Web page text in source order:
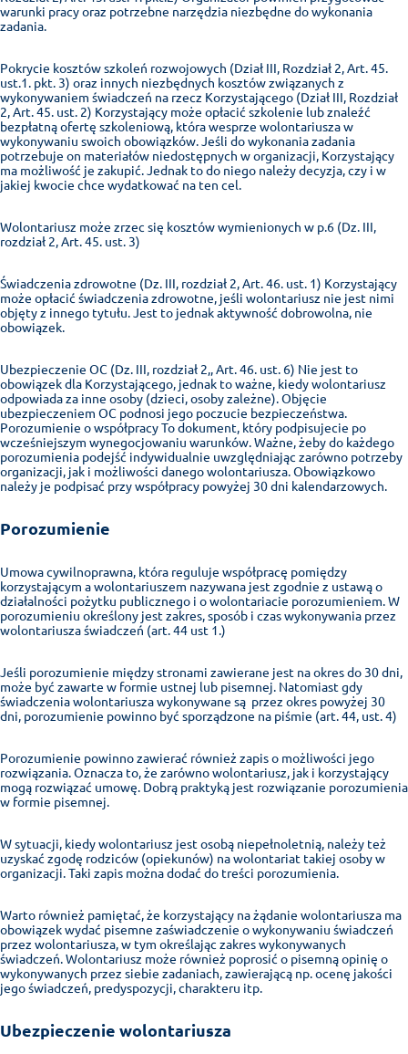
warunki pracy oraz potrzebne narzędzia niezbędne do wykonania
zadania.
Pokrycie kosztów szkoleń rozwojowych (Dział III, Rozdział 2, Art. 45.
ust.1. pkt. 3) oraz innych niezbędnych kosztów związanych z
wykonywaniem świadczeń na rzecz Korzystającego (Dział III, Rozdział
2, Art. 45. ust. 2) Korzystający może opłacić szkolenie lub znaleźć
bezpłatną ofertę szkoleniową, która wesprze wolontariusza w
wykonywaniu swoich obowiązków. Jeśli do wykonania zadania
potrzebuje on materiałów niedostępnych w organizacji, Korzystający
ma możliwość je zakupić. Jednak to do niego należy decyzja, czy i w
jakiej kwocie chce wydatkować na ten cel.
Wolontariusz może zrzec się kosztów wymienionych w p.6 (Dz. III,
rozdział 2, Art. 45. ust. 3)
Świadczenia zdrowotne (Dz. III, rozdział 2, Art. 46. ust. 1) Korzystający
może opłacić świadczenia zdrowotne, jeśli wolontariusz nie jest nimi
objęty z innego tytułu. Jest to jednak aktywność dobrowolna, nie
obowiązek.
Ubezpieczenie OC (Dz. III, rozdział 2,, Art. 46. ust. 6) Nie jest to
obowiązek dla Korzystającego, jednak to ważne, kiedy wolontariusz
odpowiada za inne osoby (dzieci, osoby zależne). Objęcie
ubezpieczeniem OC podnosi jego poczucie bezpieczeństwa.
Porozumienie o współpracy To dokument, który podpisujecie po
wcześniejszym wynegocjowaniu warunków. Ważne, żeby do każdego
porozumienia podejść indywidualnie uwzględniając zarówno potrzeby
organizacji, jak i możliwości danego wolontariusza. Obowiązkowo
należy je podpisać przy współpracy powyżej 30 dni kalendarzowych.
Porozumienie
Umowa cywilnoprawna, która reguluje współpracę pomiędzy
korzystającym a wolontariuszem nazywana jest zgodnie z ustawą o
działalności pożytku publicznego i o wolontariacie porozumieniem. W
porozumieniu określony jest zakres, sposób i czas wykonywania przez
wolontariusza świadczeń (art. 44 ust 1.)
Jeśli porozumienie między stronami zawierane jest na okres do 30 dni,
może być zawarte w formie ustnej lub pisemnej. Natomiast gdy
świadczenia wolontariusza wykonywane są przez okres powyżej 30
dni, porozumienie powinno być sporządzone na piśmie (art. 44, ust. 4)
Porozumienie powinno zawierać również zapis o możliwości jego
rozwiązania. Oznacza to, że zarówno wolontariusz, jak i korzystający
mogą rozwiązać umowę. Dobrą praktyką jest rozwiązanie porozumienia
w formie pisemnej.
W sytuacji, kiedy wolontariusz jest osobą niepełnoletnią, należy też
uzyskać zgodę rodziców (opiekunów) na wolontariat takiej osoby w
organizacji. Taki zapis można dodać do treści porozumienia.
Warto również pamiętać, że korzystający na żądanie wolontariusza ma
obowiązek wydać pisemne zaświadczenie o wykonywaniu świadczeń
przez wolontariusza, w tym określając zakres wykonywanych
świadczeń. Wolontariusz może również poprosić o pisemną opinię o
wykonywanych przez siebie zadaniach, zawierającą np. ocenę jakości
jego świadczeń, predyspozycji, charakteru itp.
Ubezpieczenie wolontariusza